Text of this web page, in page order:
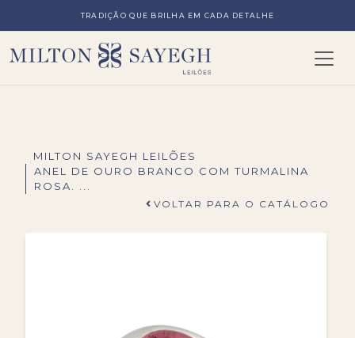
TRADIÇÃO QUE BRILHA EM CADA DETALHE
MILTON SAYEGH LEILÕES
ANEL DE OURO BRANCO COM TURMALINA
ROSA. ...
VOLTAR PARA O CATÁLOGO